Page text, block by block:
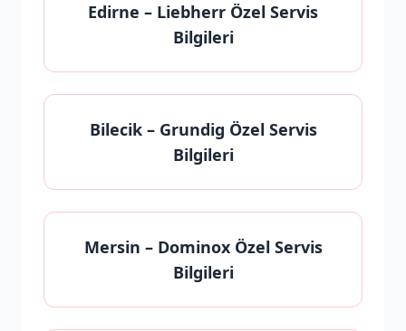
Edirne – Liebherr Özel Servis
Bilgileri
Bilecik– Grundig Özel Servis
Bilgileri
Mersin – Dominox Özel Servis
Bilgileri